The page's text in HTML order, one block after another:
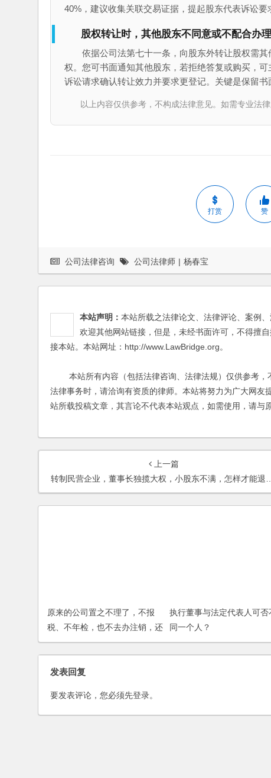
40%，建议收集关联交易证据，提起股东代表诉讼要
股权转让时，其他股东不同意或不配合办
依据公司法第七十一条，向股东外转让股权需
权。您可书面通知其他股东，若拒绝答复或购买，
诉讼请求确认转让效力并要求更登记。关键是保留书
以上内容仅供参考，不构成法律意见。如需专业法
打赏 赞
公司法律咨询 公司法律师 | 杨春宝
本站声明： 本站所载之法律论文、法律评论、案例
欢迎其他网站链接，但是，未经书面许可，不得擅
接本站。本站网址：http://www.LawBridge.org。
本站所有内容（包括法律咨询、法律法规）仅供参考，
法律事务时，请洽询有资质的律师。本站将努力为广大网
站所载投稿文章，其言论不代表本站观点，如需使用，请与
上一篇
转制民营企业，董事长独揽大权，小股东不满，怎样才能退股？
原来的公司置之不理了，不报
税、不年检，也不去办注销，还
可以在开公司吗？是否有影响？
执行董事与法定代表人可否
同一个人？
发表回复
要发表评论，您必须先登录